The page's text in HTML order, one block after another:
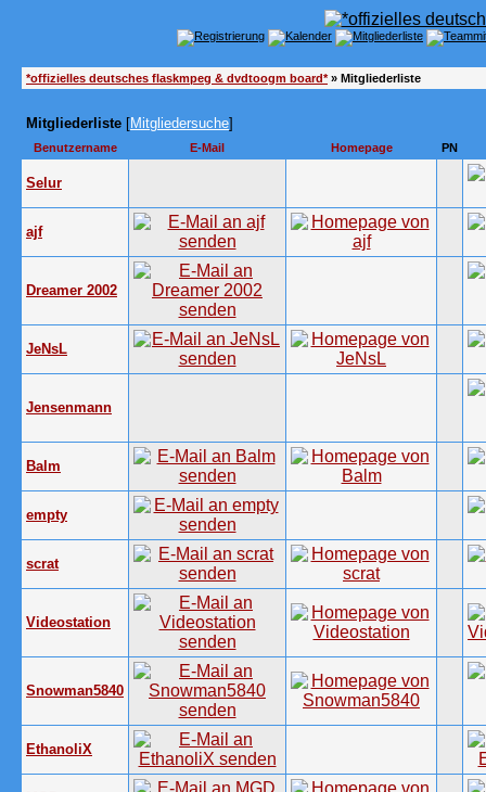
*offizielles deutsches flaskmpeg & dvdtoogm board*» Mitgliederliste
Mitgliederliste [Mitgliedersuche]
Benutzername E-Mail Homepage PN
Selur
ajf
Dreamer 2002
JeNsL
Jensenmann
Balm
empty
scrat
Videostation
Snowman5840
EthanoliX